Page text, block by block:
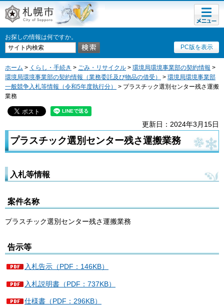
札幌市
お探しの情報は何ですか。
PC版を表示
メニュ
ー
ホーム > くらし・手続き > ごみ・リサイクル > 環境局環境事業部の契約情報 >
環境局環境事業部の契約情報（業務委託及び物品の借受）
> 環境局環境事業部
一般競争入札等情報（令和5年度執行分）
> プラスチック選別センター残さ運搬
業務
更新日：2024年3月15日
プラスチック選別センター残さ運搬業務
入札等情報
案件名称
プラスチック選別センター残さ運搬業務
告示等
入札告示（PDF：146KB）
入札説明書（PDF：737KB）
仕様書（PDF：296KB）